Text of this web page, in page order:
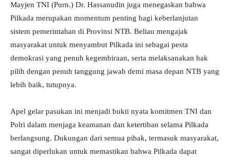
Mayjen TNI (Purn.) Dr. Hassanudin juga menegaskan bahwa
Pilkada merupakan momentum penting bagi keberlanjutan
sistem pemerintahan di Provinsi NTB. Beliau mengajak
masyarakat untuk menyambut Pilkada ini sebagai pesta
demokrasi yang penuh kegembiraan, serta melaksanakan hak
pilih dengan penuh tanggung jawab demi masa depan NTB yang
lebih baik, tutupnya.
Apel gelar pasukan ini menjadi bukti nyata komitmen TNI dan
Polri dalam menjaga keamanan dan ketertiban selama Pilkada
berlangsung. Dukungan dari semua pihak, termasuk masyarakat,
sangat diperlukan untuk memastikan bahwa Pilkada dapat